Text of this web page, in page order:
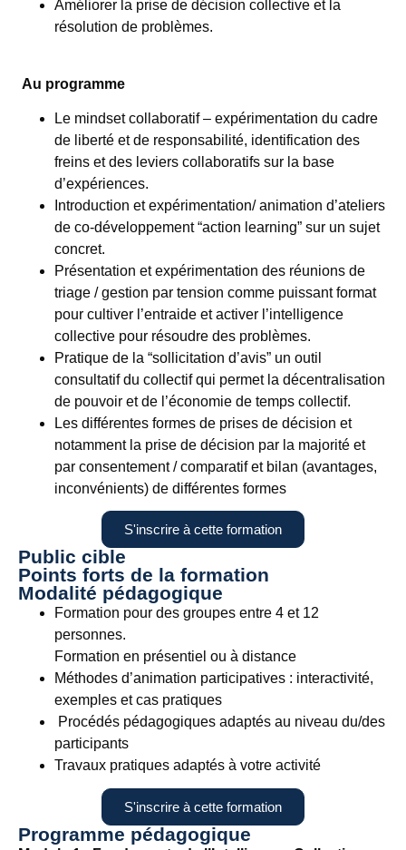
Améliorer la prise de décision collective et la
résolution de problèmes.
Au programme
Le mindset collaboratif – expérimentation du cadre
de liberté et de responsabilité, identification des
freins et des leviers collaboratifs sur la base
d’expériences.
Introduction et expérimentation/ animation d’ateliers
de co-développement “action learning” sur un sujet
concret.
Présentation et expérimentation des réunions de
triage / gestion par tension comme puissant format
pour cultiver l’entraide et activer l’intelligence
collective pour résoudre des problèmes.
Pratique de la “sollicitation d’avis” un outil
consultatif du collectif qui permet la décentralisation
de pouvoir et de l’économie de temps collectif.
Les différentes formes de prises de décision et
notamment la prise de décision par la majorité et
par consentement / comparatif et bilan (avantages,
inconvénients) de différentes formes
S'inscrire à cette formation
Public cible
Points forts de la formation
Modalité pédagogique
Formation pour des groupes entre 4 et 12
personnes.
Formation en présentiel ou à distance
Méthodes d’animation participatives : interactivité,
exemples et cas pratiques
Procédés pédagogiques adaptés au niveau du/des
participants
Travaux pratiques adaptés à votre activité
S'inscrire à cette formation
Programme pédagogique